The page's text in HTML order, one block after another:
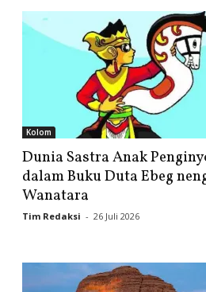
Kolom
Dunia Sastra Anak
dalam Buku Duta Ebeg
Wanatara
Tim Redaksi - 26 Juli 2026